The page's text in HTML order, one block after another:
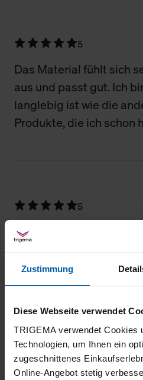
Zustimmung
Diese Webseite verwendet
TRIGEMA verwendet Cookies
Technologien, um Ihnen ein
zugeschnittenes
Online-Angebot stetig
5
Das Material fühlt sich
aus und passt gut. Ich
langlebig ist wie die
Produkte, die ich schon
5
Ich habe das
Farbe… der
5
Ich schätze, dass das
Biobaumwolle